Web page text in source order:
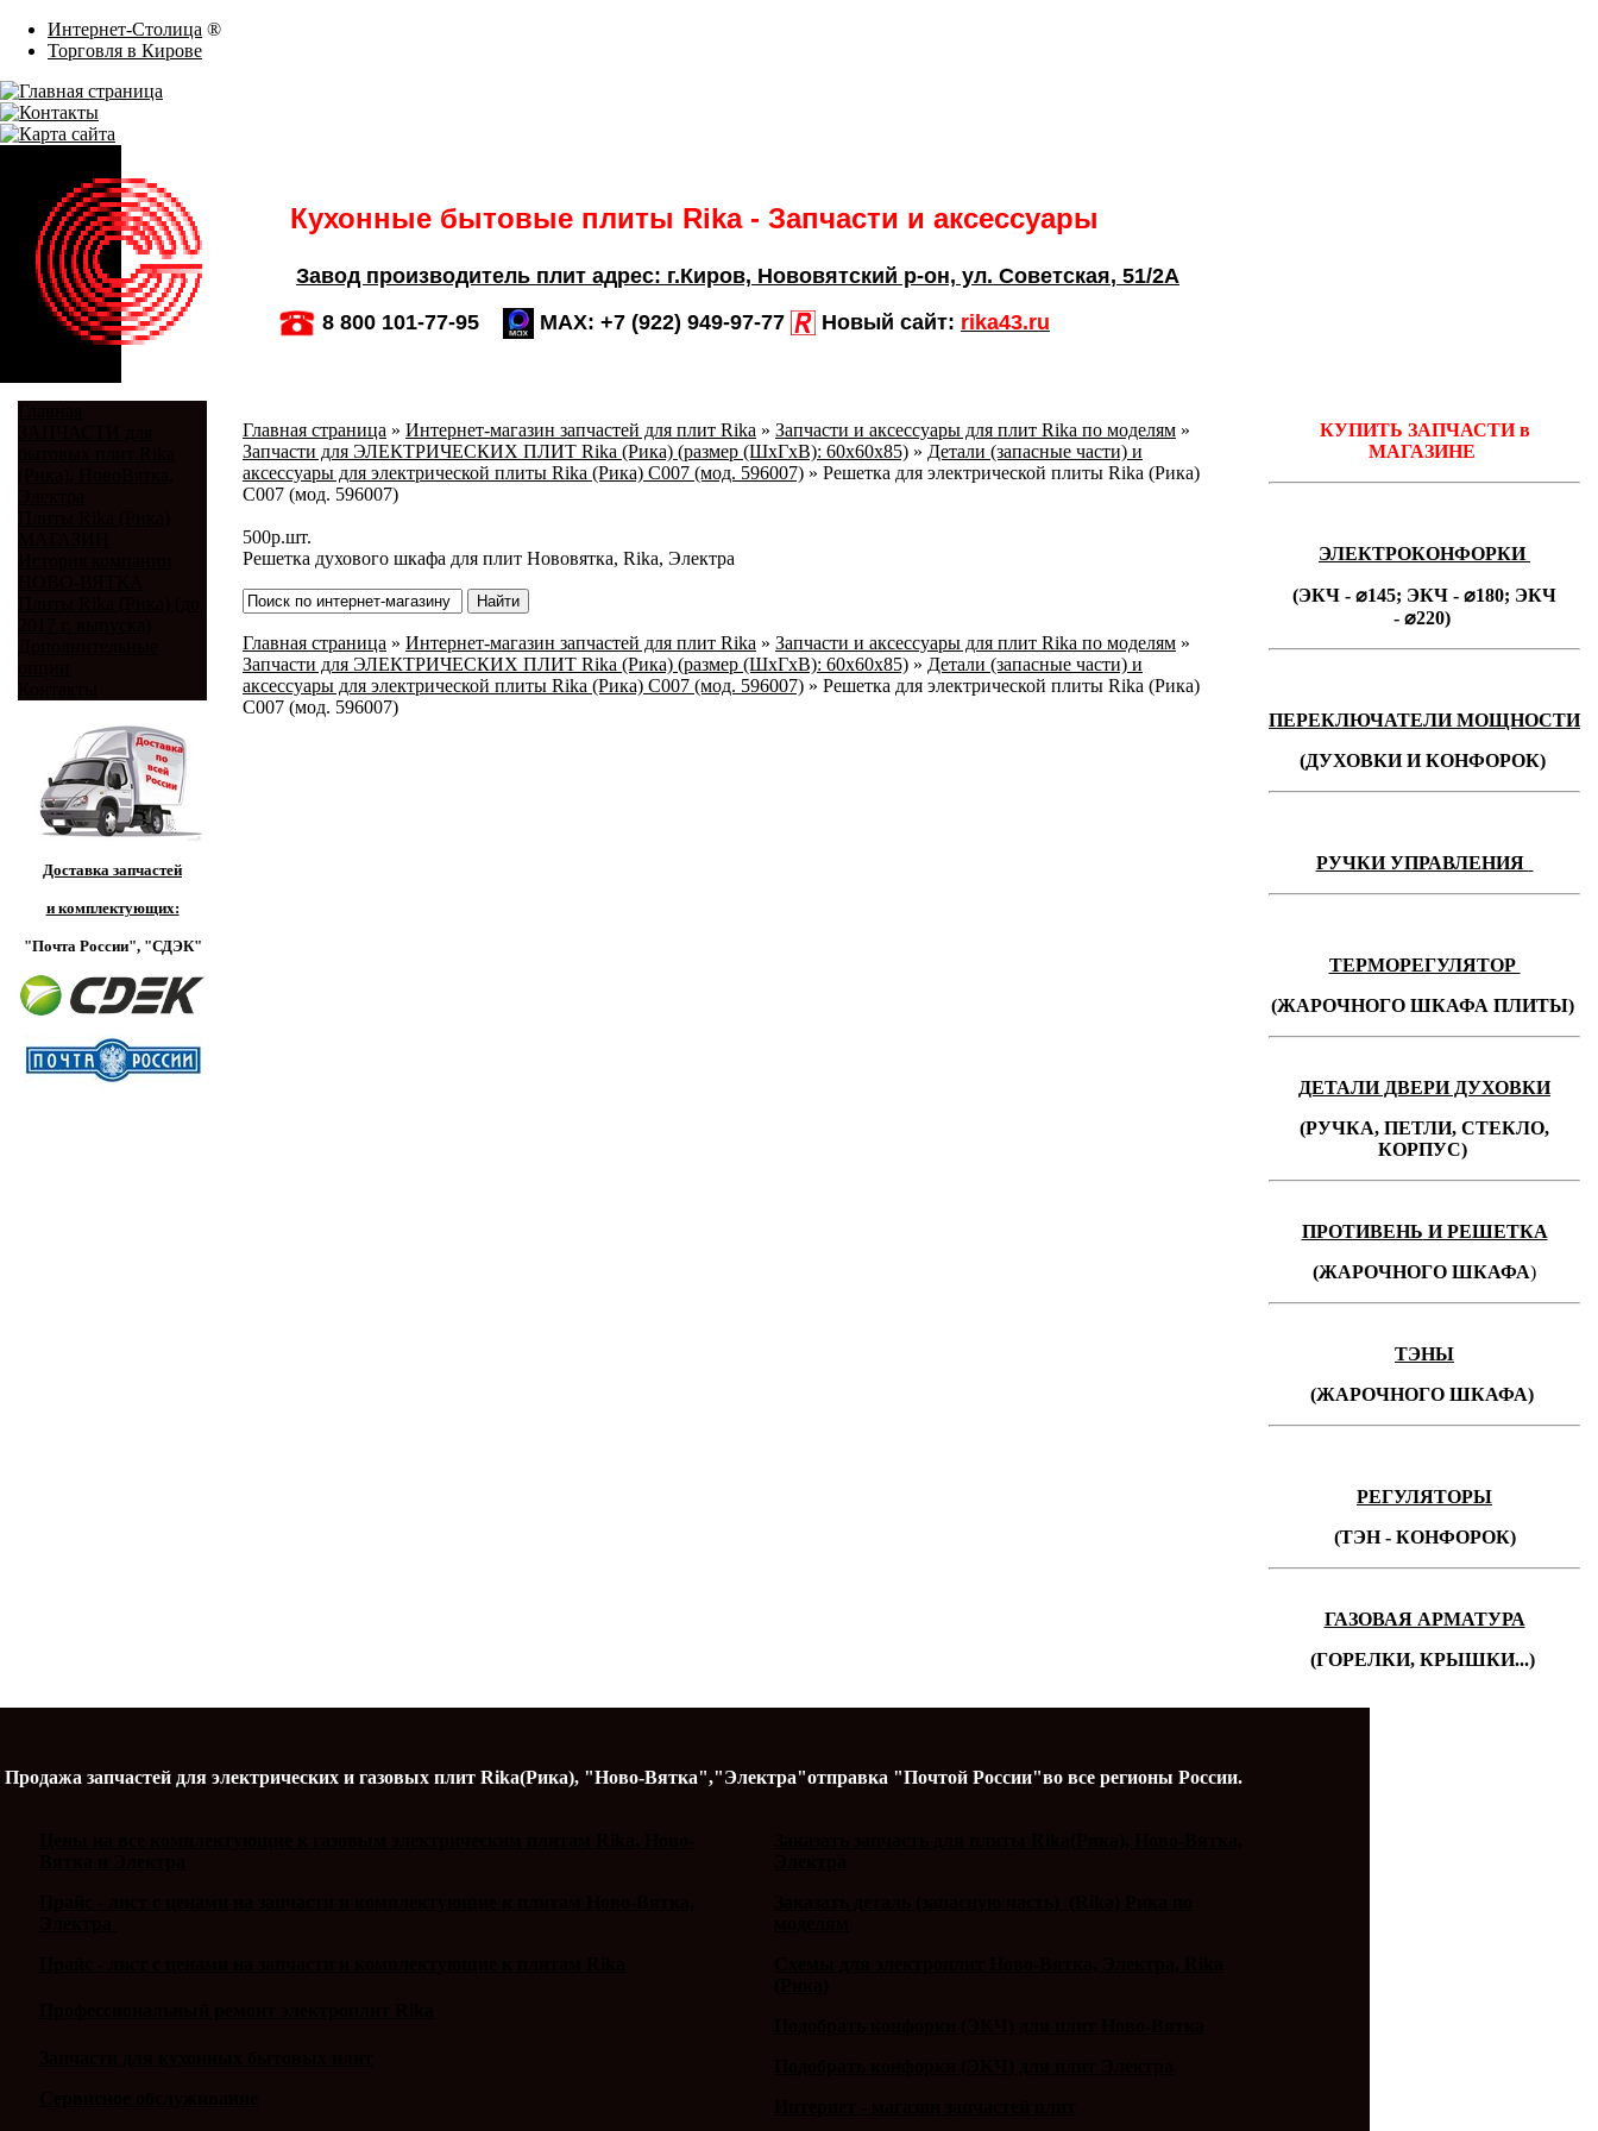
Интернет-Столица ®
Торговля в Кирове
Кухонные бытовые плиты Rika - Запчасти и аксессуары
Завод производитель плит адрес: г.Киров, Нововятский р-он, ул. Советская, 51/2А
8 800 101-77-95
MAX: +7 (922) 949-97-77 Новый сайт: rika43.ru
Доставка запчастей
и комплектующих:
"Почта России", "СДЭК"
Главная страница » Интернет-магазин запчастей для плит Rika » Запчасти и аксессуары для плит Rika по моделям »
Запчасти для ЭЛЕКТРИЧЕСКИХ ПЛИТ Rika (Рика) (размер (ШхГхВ): 60х60х85) » Детали (запасные части) и
аксессуары для электрической плиты Rika (Рика) C007 (мод. 596007) » Решетка для электрической плиты Rika (Рика)
C007 (мод. 596007)
500р.шт.
Решетка духового шкафа для плит Нововятка, Rika, Электра
Главная страница » Интернет-магазин запчастей для плит Rika » Запчасти и аксессуары для плит Rika по моделям »
Запчасти для ЭЛЕКТРИЧЕСКИХ ПЛИТ Rika (Рика) (размер (ШхГхВ): 60х60х85) » Детали (запасные части) и
аксессуары для электрической плиты Rika (Рика) C007 (мод. 596007) » Решетка для электрической плиты Rika (Рика)
C007 (мод. 596007)
КУПИТЬ ЗАПЧАСТИ в
МАГАЗИНЕ
ЭЛЕКТРОКОНФОРКИ
(ЭКЧ - ⌀145; ЭКЧ - ⌀180; ЭКЧ
- ⌀220)
ПЕРЕКЛЮЧАТЕЛИ МОЩНОСТИ
(ДУХОВКИ И КОНФОРОК)
РУЧКИ УПРАВЛЕНИЯ
ТЕРМОРЕГУЛЯТОР
(ЖАРОЧНОГО ШКАФА ПЛИТЫ)
ДЕТАЛИ ДВЕРИ ДУХОВКИ
(РУЧКА, ПЕТЛИ, СТЕКЛО,
КОРПУС)
ПРОТИВЕНЬ И РЕШЕТКА
(ЖАРОЧНОГО ШКАФА)
ТЭНЫ
(ЖАРОЧНОГО ШКАФА)
РЕГУЛЯТОРЫ
(ТЭН - КОНФОРОК)
ГАЗОВАЯ АРМАТУРА
(ГОРЕЛКИ, КРЫШКИ...)
Продажа запчастей для электрических и газовых плит Rika(Рика), "Ново-Вятка","Электра"отправка "Почтой России"во все регионы России.